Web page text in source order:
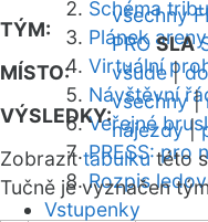
Schéma
Plánek areny
Virtuální
Návštěvní
Veřejné
PRESS: pro
Rozpis
Vstupenky
TÝM:
všechny
PRO SLA
MÍSTO:
všude|
VÝSLEDKY:
všechny|
nájezdy|
Zobrazittabulkutéto
Tučně je vyznačen